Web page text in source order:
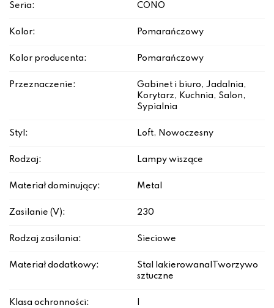
Seria: CONO
Kolor: Pomarańczowy
Kolor producenta: Pomarańczowy
Przeznaczenie:
Gabinet i biuro, Jadalnia,
Korytarz, Kuchnia, Salon,
Sypialnia
Styl: Loft, Nowoczesny
Rodzaj: Lampy wiszące
Materiał dominujący: Metal
Zasilanie (V): 230
Rodzaj zasilania: Sieciowe
Materiał dodatkowy:
Stal lakierowana|Tworzywo
sztuczne
Klasa ochronności: